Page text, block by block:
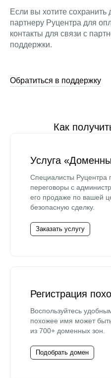
Если вы хотите
партнеру Руцентра для
контакты для связи с
поддержки.
Обратиться в поддержку
Как
Услуга
Специалисты Руцентра
переговоры с
его продаже по вашей
безопасную сделку.
Заказать услугу
Регистрация
Воспользуйтесь
похожее имя может
из 700+ доменных зон.
Подобрать домен